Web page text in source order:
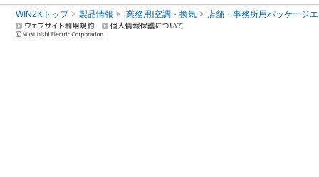
WIN2Kトップ 製品情報 [業務用]空調・換気 店舗・事務所用パッケージ